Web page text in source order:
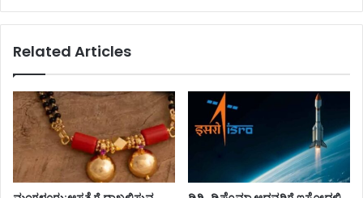
Related Articles